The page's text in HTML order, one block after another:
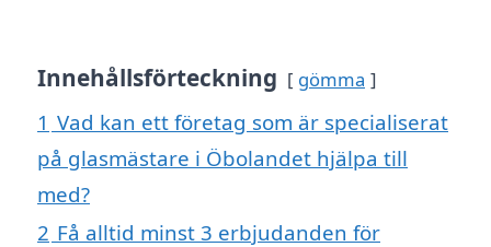
Innehållsförteckning gömma
1 Vad kan ett företag som är specialiserat
på glasmästare i Öbolandet hjälpa till
med?
2 Få alltid minst 3 erbjudanden för